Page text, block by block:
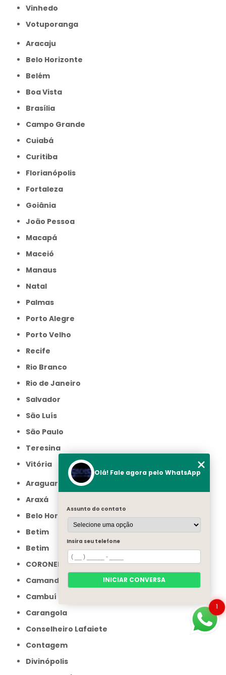
Vinhedo
Votuporanga
Aracaju
Belo Horizonte
Belém
Boa Vista
Brasília
Campo Grande
Cuiabá
Curitiba
Florianópolis
Fortaleza
Goiânia
João Pessoa
Macapá
Maceió
Manaus
Natal
Palmas
Porto Alegre
Porto Velho
Recife
Rio Branco
Rio de Janeiro
Salvador
São Luís
São Paulo
Teresina
Vitória
Araguari
Araxá
Belo Horizonte
Betim
Betim
CORONEL FABRICIANO
Camanducaia
Cambuí
Carangola
Conselheiro Lafaiete
Contagem
Divinópolis
1
Olá! Fale agora pelo WhatsApp
Assunto do contato
Insira seu telefone
INICIAR CONVERSA